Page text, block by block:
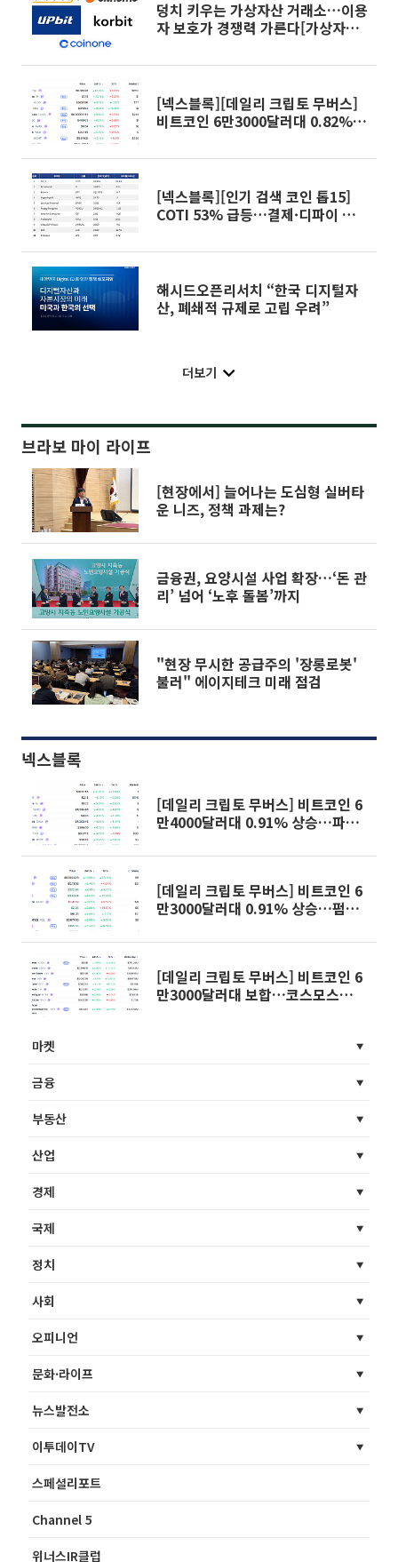
덩치 키우는 가상자산 거래소…이용
자 보호가 경쟁력 가른다[가상자산
[넥스블록][데일리 크립토 무버스]
비트코인 6만3000달러대 0.82%
[넥스블록][인기 검색 코인 톱15]
COTI 53% 급등…결제·디파이 인
해시드오픈리서치 “한국 디지털자
산, 폐쇄적 규제로 고립 우려”
더보기
브라보 마이 라이프
[현장에서] 늘어나는 도심형 실버타
운 니즈, 정책 과제는?
금융권, 요양시설 사업 확장…‘돈 관
리’ 넘어 ‘노후 돌봄’까지
"현장 무시한 공급주의 '장롱로봇'
불러" 에이지테크 미래 점검
넥스블록
[데일리 크립토 무버스] 비트코인 6
만4000달러대 0.91% 상승…파이
[데일리 크립토 무버스] 비트코인 6
만3000달러대 0.91% 상승…펌프
[데일리 크립토 무버스] 비트코인 6
만3000달러대 보합…코스모스
마켓
금융
부동산
산업
경제
국제
정치
사회
오피니언
문화·라이프
뉴스발전소
이투데이TV
스페셜리포트
Channel 5
위너스IR클럽